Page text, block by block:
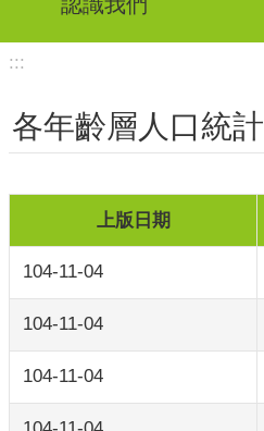
:::
各年齡層人口統計
上版日期
104-11-04
104-11-04
104-11-04